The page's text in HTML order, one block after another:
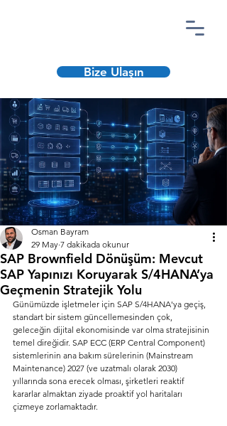
Bize Ulaşın
SAP Brownfield Dönüşüm: Mevcut
SAP Yapınızı Koruyarak S/4HANA’ya
Geçmenin Stratejik Yolu
Osman Bayram
29 May 7 dakikada okunur
Günümüzde işletmeler için SAP S/4HANA'ya geçiş,
standart bir sistem güncellemesinden çok,
geleceğin dijital ekonomisinde var olma stratejisinin
temel direğidir. SAP ECC (ERP Central Component)
sistemlerinin ana bakım sürelerinin (Mainstream
Maintenance) 2027 (ve uzatmalı olarak 2030)
yıllarında sona erecek olması, şirketleri reaktif
kararlar almaktan ziyade proaktif yol haritaları
çizmeye zorlamaktadır.